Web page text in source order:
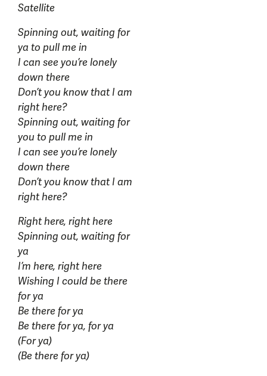
Satellite
Spinning out, waiting for
ya to pull me in
I can see you’re lonely
down there
Don’t you know that I am
right here?
Spinning out, waiting for
you to pull me in
I can see you’re lonely
down there
Don’t you know that I am
right here?
Right here, right here
Spinning out, waiting for
ya
I’m here, right here
Wishing I could be there
for ya
Be there for ya
Be there for ya, for ya
(For ya)
(Be there for ya)